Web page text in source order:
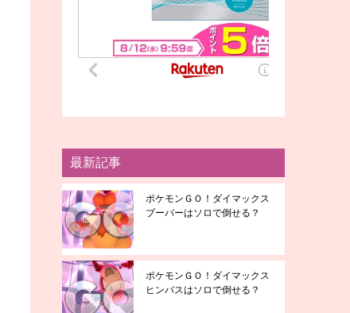
最新記事
ポケモンＧＯ！ダイマックス
ブーバーはソロで倒せる？
ポケモンＧＯ！ダイマックス
ヒンバスはソロで倒せる？